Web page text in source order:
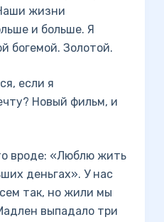
жизни
и больше. Я
богемой. Золотой.
если я
Новый фильм, и
вроде: «Люблю жить
деньгах». У нас
так, но жили мы
выпадало три